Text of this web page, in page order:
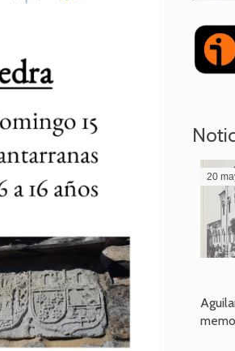
25 febrero, 2026
Aguilar de Campoo en la
memoria: un viaje fotográfico
20